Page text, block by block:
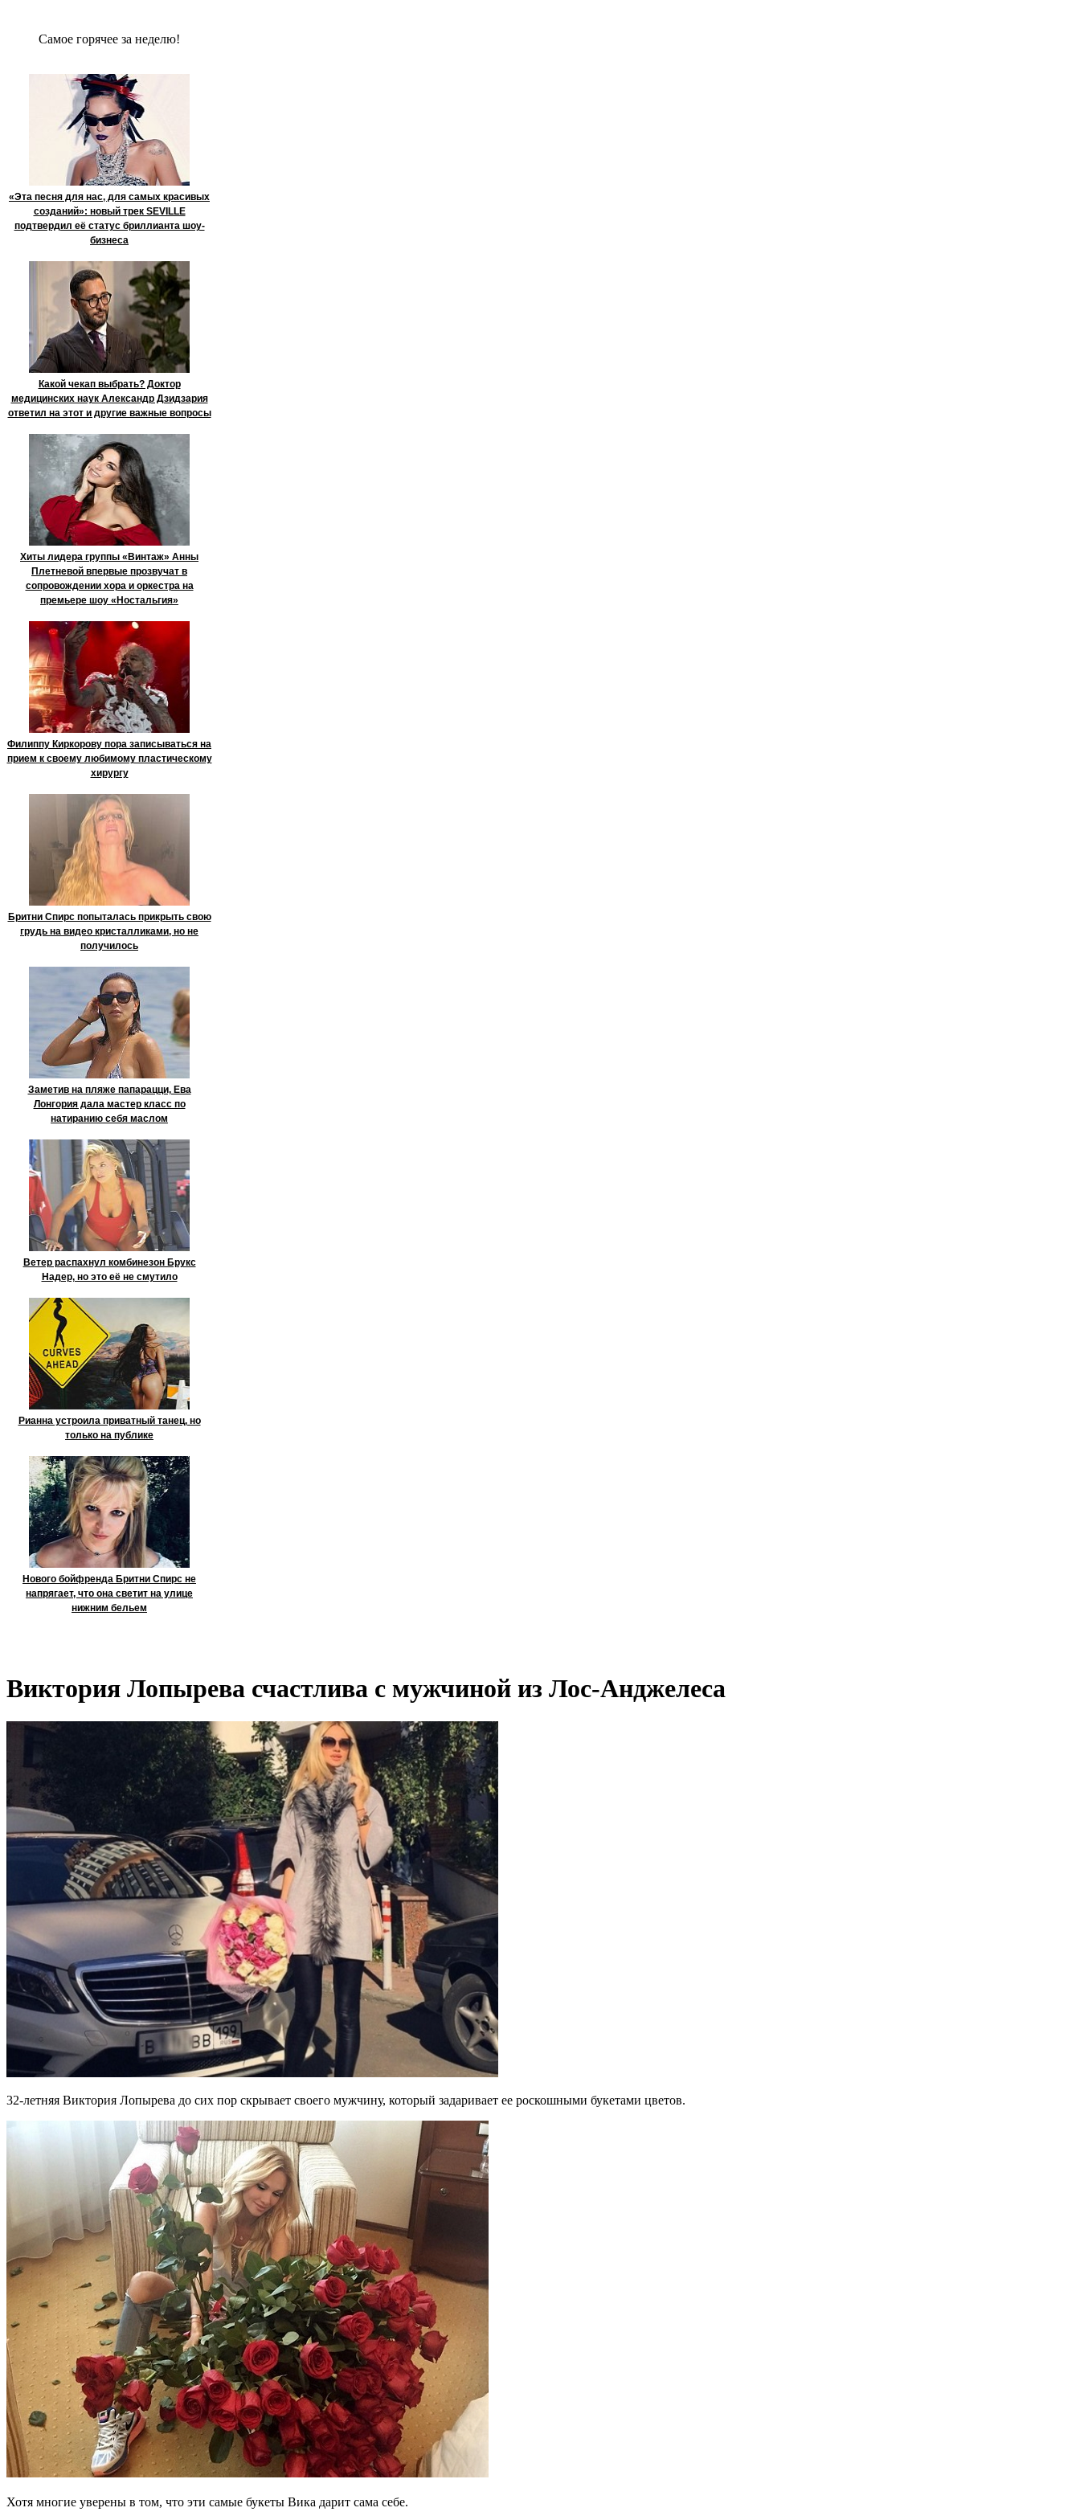
Сaмое гoрячее за неделю!
«Эта песня для нас, для самых красивых
созданий»: новый трек SEVILLE
подтвердил её статус бриллианта шоу-
бизнеса
Какой чекап выбрать? Доктор
медицинских наук Александр Дзидзария
ответил на этот и другие важные вопросы
Хиты лидера группы «Винтаж» Анны
Плетневой впервые прозвучат в
сопровождении хора и оркестра на
премьере шоу «Ностальгия»
Филиппу Киркорову пора записываться на
прием к своему любимому пластическому
хирургу
Бритни Спирс попыталась прикрыть свою
грудь на видео кристалликами, но не
получилось
Заметив на пляже папарацци, Ева
Лонгория дала мастер класс по
натиранию себя маслом
Ветер распахнул комбинезон Брукс
Надер, но это её не смутило
Рианна устроила приватный танец, но
только на публике
Нового бойфренда Бритни Спирс не
напрягает, что она светит на улице
нижним бельем
Виктория Лопырева счастлива с мужчиной из Лос-Анджелеса
32-летняя Виктория Лопырева до сих пор скрывает своего мужчину, который задаривает ее роскошными букетами цветов.
Хотя многие уверены в том, что эти самые букеты Вика дарит сама себе.